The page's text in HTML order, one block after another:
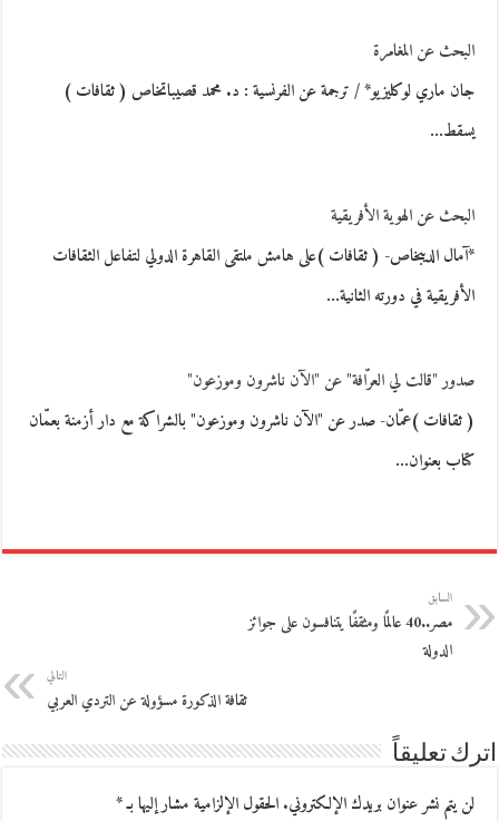
البحث عن المغامرة
جان ماري لوكليزيو* / ترجمة عن الفرنسية : د. محمد قصيباتخاص ( ثقافات )
يسقط…
البحث عن الهوية الأفريقية
*آمال الديبخاص- ( ثقافات )على هامش ملتقى القاهرة الدولي لتفاعل الثقافات
الأفريقية في دورته الثانية…
صدور "قالت لي العرّافة" عن "الآن ناشرون وموزعون"
( ثقافات )عمّان- صدر عن "الآن ناشرون وموزعون" بالشراكة مع دار أزمنة بعمّان
كتاب بعنوان…
السابق
مصر..40 عالمًا ومثقفًا يتنافسون على جوائز
الدولة
التالي
ثقافة الذكورة مسؤولة عن التردي العربي
اترك تعليقاً
لن يتم نشر عنوان بريدك الإلكتروني.الحقول الإلزامية مشار إليها بـ*